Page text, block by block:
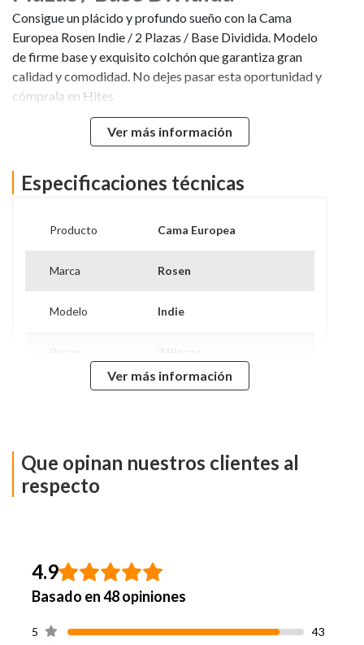
Consigue un plácido y profundo sueño con la Cama
Europea Rosen Indie / 2 Plazas / Base Dividida. Modelo
de firme base y exquisito colchón que garantiza gran
calidad y comodidad. No dejes pasar esta oportunidad y
cómprala en Hites
Ver más información
Especificaciones técnicas
Producto Cama Europea
Marca Rosen
Modelo Indie
Tipo De Base Base Dividida
Alto Colchón 29 Cm
Ancho 150 Cm
Largo 200 Cm
Ver más información
Que opinan nuestros clientes al
respecto
4.9
Basado en 48 opiniones
5 43